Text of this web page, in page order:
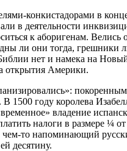
конкистадорами в
в деятельности
к аборигенам.
ли они тогда, грешники
нет и намека на
открытия Америки.
1500 году королева
владение
налоги в размере ¼
чем-то напоминающий
десятину.